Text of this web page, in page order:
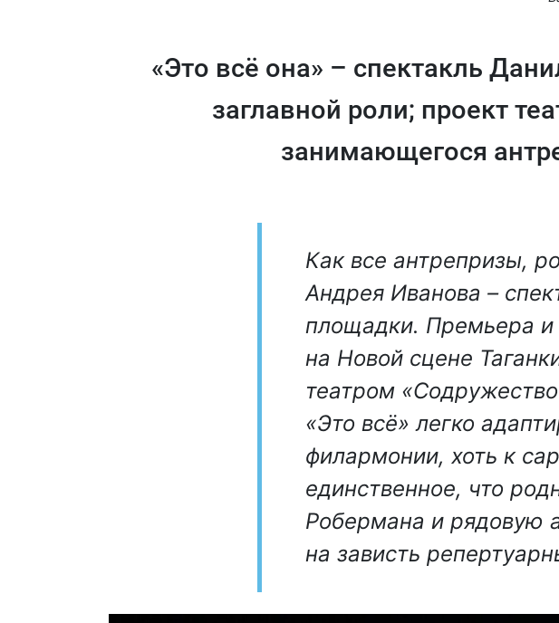
«Это всё она» – спектакль
заглавной роли; проект
занимающегося
Как все антрепризы,
Андрея Иванова –
площадки. Премьера и
на Новой сцене
театром
«Это всё» легко
филармонии, хоть к
единственное, что
Робермана и рядовую
на зависть